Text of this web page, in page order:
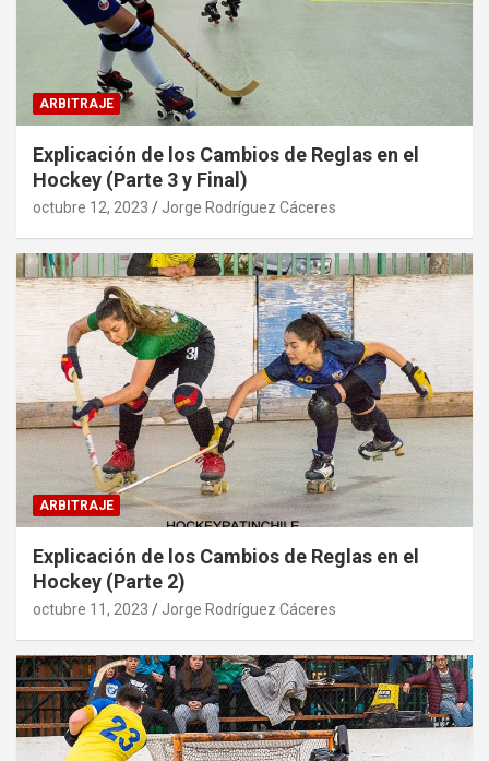
ARBITRAJE
Explicación de los Cambios de Reglas en el
Hockey (Parte 3 y Final)
octubre 12, 2023 Jorge Rodríguez Cáceres
ARBITRAJE
Explicación de los Cambios de Reglas en el
Hockey (Parte 2)
octubre 11, 2023 Jorge Rodríguez Cáceres